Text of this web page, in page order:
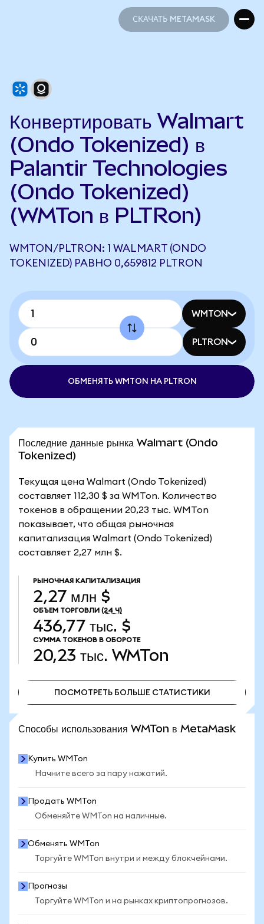
СКАЧАТЬ METAMASK
Конвертировать Walmart
(Ondo Tokenized) в
Palantir Technologies
(Ondo Tokenized)
(WMTon в PLTRon)
WMTON/PLTRON: 1 WALMART (ONDO
TOKENIZED) РАВНО 0,659812 PLTRON
WMTON
PLTRON
ОБМЕНЯТЬ WMTON НА PLTRON
Последние данные рынка Walmart (Ondo
Tokenized)
Текущая цена Walmart (Ondo Tokenized)
составляет 112,30 $ за WMTon. Количество
токенов в обращении 20,23 тыс. WMTon
показывает, что общая рыночная
капитализация Walmart (Ondo Tokenized)
составляет 2,27 млн $.
РЫНОЧНАЯ КАПИТАЛИЗАЦИЯ
2,27 млн $
ОБЪЕМ ТОРГОВЛИ (24 Ч)
436,77 тыс. $
СУММА ТОКЕНОВ В ОБОРОТЕ
20,23 тыс. WMTon
ПОСМОТРЕТЬ БОЛЬШЕ СТАТИСТИКИ
Способы использования WMTon в MetaMask
Купить WMTon
Начните всего за пару нажатий.
Продать WMTon
Обменяйте WMTon на наличные.
Обменять WMTon
Торгуйте WMTon внутри и между блокчейнами.
Прогнозы
Торгуйте WMTon и на рынках криптопрогнозов.